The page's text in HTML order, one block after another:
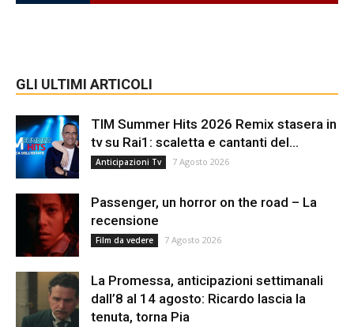
GLI ULTIMI ARTICOLI
TIM Summer Hits 2026 Remix stasera in
tv su Rai1: scaletta e cantanti del...
Anticipazioni Tv 7 Agosto 2026
Passenger, un horror on the road – La
recensione
Film da vedere 7 Agosto 2026
La Promessa, anticipazioni settimanali
dall’8 al 14 agosto: Ricardo lascia la
tenuta, torna Pia